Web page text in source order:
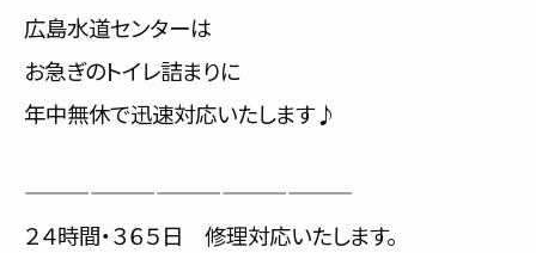
広島水道センターは
お急ぎのトイレ詰まりに
年中無休で迅速対応いたします♪
———————————————
２４時間・３６５日 修理対応いたします。